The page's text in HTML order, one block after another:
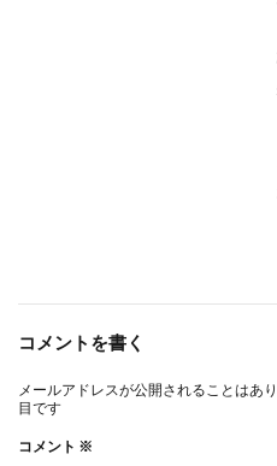
コメントを書く
メールアドレスが公開されることはあり
目です
コメント ※